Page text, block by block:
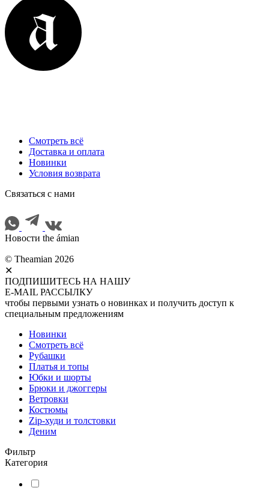
Смотреть всё
Доставка и оплата
Новинки
Условия возврата
Cвязаться с нами
Новости the ámian
© Theamian 2026
✕
ПОДПИШИТЕСЬ НА НАШУ
E-MAIL РАССЫЛКУ
чтобы первыми узнать о новинках и получить доступ к
специальным предложениям
Новинки
Смотреть всё
Рубашки
Платья и топы
Юбки и шорты
Брюки и джоггеры
Ветровки
Костюмы
Zip-худи и толстовки
Деним
Фильтр
Категория